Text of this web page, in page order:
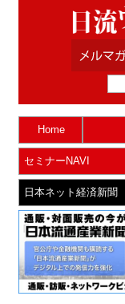
Home
セミナーNAVI
日本ネット経済新聞